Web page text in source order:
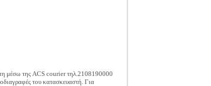
μέσω της ACS courier τηλ.2108190000
του κατασκευαστή. Για